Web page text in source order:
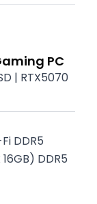
PC
| RTX5070
DDR5
DDR5